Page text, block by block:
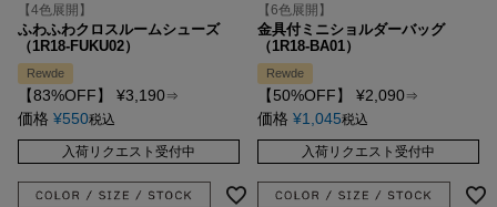
【4色展開】
ふわふわクロスルームシューズ
（1R18-FUKU02）
Rewde
【83%OFF】 ¥3,190⇒
価格 ¥550税込
入荷リクエスト受付中
【6色展開】
金具付ミニショルダーバッグ
（1R18-BA01）
Rewde
【50%OFF】 ¥2,090⇒
価格 ¥1,045税込
入荷リクエスト受付中